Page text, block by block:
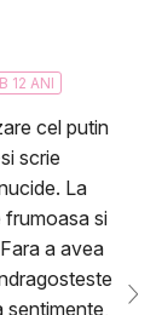
12 ANI
cel putin
scrie
La
frumoasa si
a avea
sentimente,